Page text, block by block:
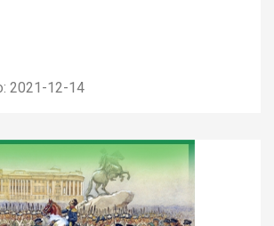
2021-12-14